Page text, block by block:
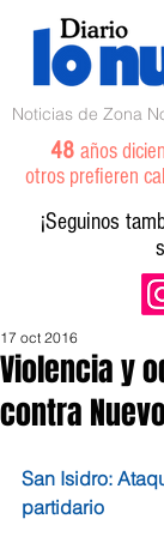
Noticias de Zona
48 años
otros prefieren
¡Seguinos
Violencia y
contra
17 oct 2016
San Isidro:
partidario